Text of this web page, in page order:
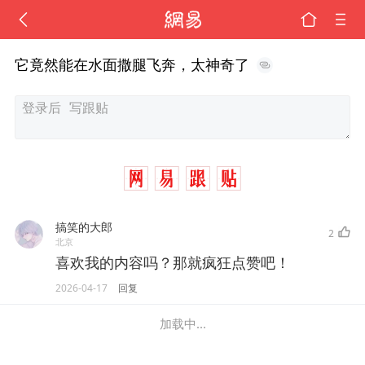
它竟然能在水面撒腿飞奔，太神奇了
搞笑的大郎
北京
2
喜欢我的内容吗？那就疯狂点赞吧！
2026-04-17 回复
加载中...